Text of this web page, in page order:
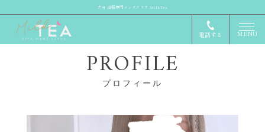
大分 出張専門メンズエステ MilkTea
電話する MENU
PROFILE
プロフィール